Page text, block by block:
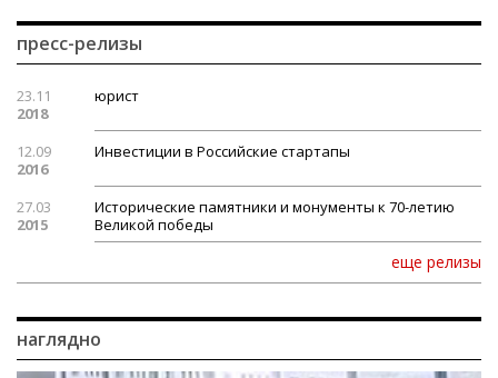
пресс-релизы
23.11
2018
юрист
12.09
2016
Инвестиции в Российские стартапы
27.03
2015
Исторические памятники и монументы к 70-летию
Великой победы
еще релизы
наглядно